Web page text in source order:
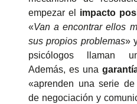
empezar el impacto
«Van a encontrar ellos
sus propios problemas»
psicólogos llaman
Además, es una
«aprenden una serie
de negociación y